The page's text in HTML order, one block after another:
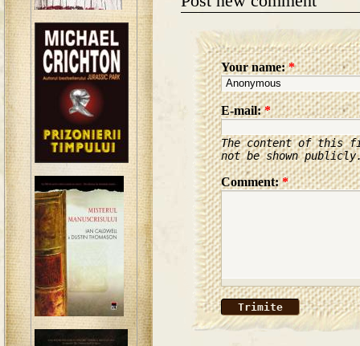
Your name:*
E-mail:*
The content of this
not be shown
Comment:*